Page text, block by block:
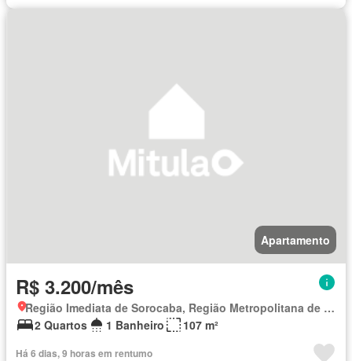
Apartamento
R$ 3.200/mês
Região Imediata de Sorocaba, Região Metropolitana de Sorocaba
2 Quartos
1 Banheiro 107 m²
Há 6 dias, 9 horas em rentumo